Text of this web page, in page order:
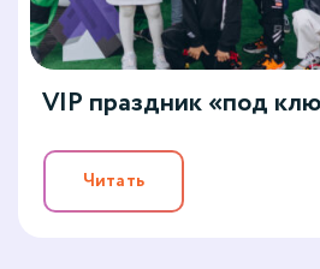
VIP праздник «под
Читать